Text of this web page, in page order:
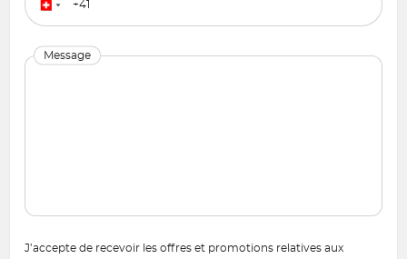
Message
J’accepte de recevoir les offres et promotions relatives aux